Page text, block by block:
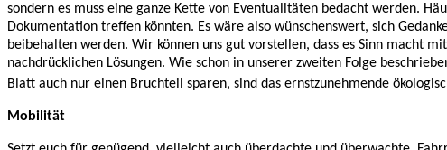
sondern es muss eine ganze Kette von Eventualitäten bedacht werden.
Dokumentation treffen könnten. Es wäre also wünschenswert, sich
beibehalten werden. Wir können uns gut vorstellen, dass es Sinn macht
nachdrücklichen Lösungen. Wie schon in unserer zweiten Folge
Blatt auch nur einen Bruchteil sparen, sind das ernstzunehmende
Mobilität